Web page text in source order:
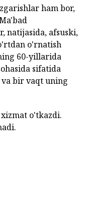
ham bor,
natijasida, afsuski,
o'rnatish
60-yillarida
sifatida
bir vaqt uning
o'tkazdi.